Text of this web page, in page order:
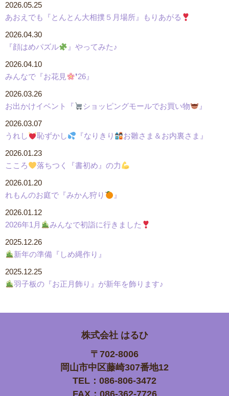
あおえでも『とんとん大相撲５月場所』もりあがる
2026.05.25
『顔はめパズル 』やってみた♪
2026.04.30
みんなで『お花見 ❜26』
2026.04.10
お出かけイベント『 ショッピングモールでお買い物 』
2026.03.26
うれし 恥ずかし 『なりきり お雛さま＆お内裏さま』
2026.03.07
こころ 落ちつく『書初め』の力
2026.01.23
れもんのお庭で『みかん狩り 』
2026.01.20
2026年1月 みんなで初詣に行きました
2026.01.12
新年の準備『しめ縄作り』
2025.12.26
羽子板の『お正月飾り』が新年を飾ります♪
2025.12.25
株式会社 はるひ
〒702-8006
岡山市中区藤崎307番地12
TEL：086-806-3472
FAX：086-362-7726